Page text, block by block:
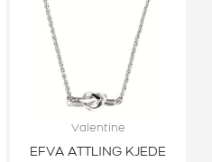
Valentine
EFVA ATTLING KJEDE